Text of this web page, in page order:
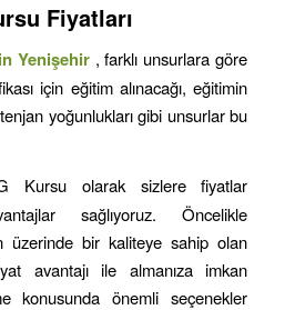
Fiyatları
Yenişehir , farklı unsurlara göre
için eğitim alınacağı, eğitimin
yoğunlukları gibi unsurlar bu
Kursu olarak sizlere fiyatlar
sağlıyoruz. Öncelikle
üzerinde bir kaliteye sahip olan
avantajı ile almanıza imkan
konusunda önemli seçenekler